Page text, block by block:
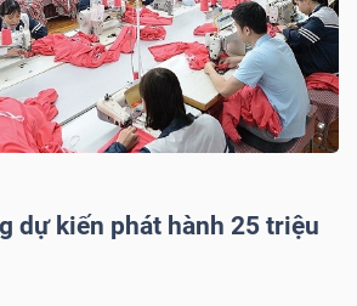
dự kiến phát hành 25 triệu